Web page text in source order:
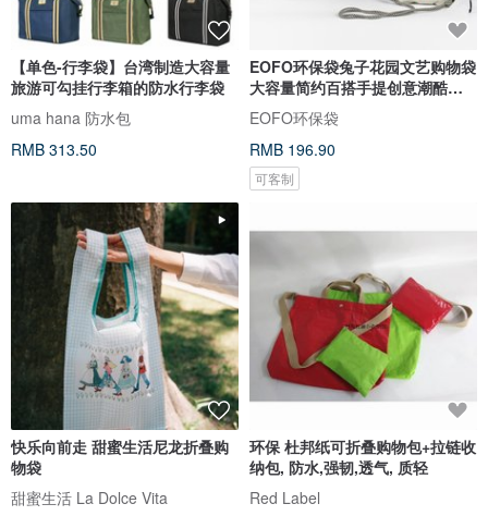
【单色-行李袋】台湾制造大容量
旅游可勾挂行李箱的防水行李袋
uma hana 防水包
RMB 313.50
EOFO环保袋兔子花园文艺购物袋
大容量简约百搭手提创意潮酷通
勤包
EOFO环保袋
RMB 196.90
可客制
快乐向前走 甜蜜生活尼龙折叠购
物袋
甜蜜生活 La Dolce Vita
环保 杜邦纸可折叠购物包+拉链收
纳包, 防水,强韧,透气, 质轻
Red Label